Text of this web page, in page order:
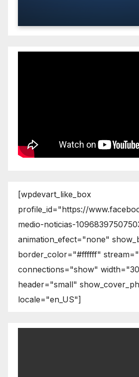
[wpdevart_like_box
profile_id="https://
medio-noticias-
animation_efect="none"
border_color="#ffffff"
connections="show"
header="small"
locale="en_US"]